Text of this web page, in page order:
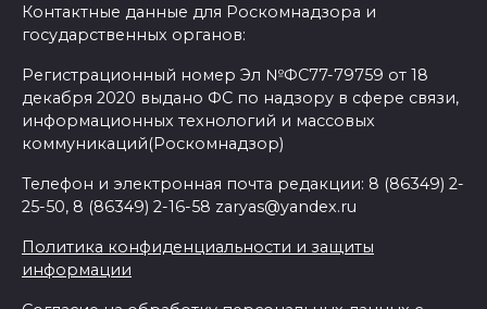
Контактные данные для Роскомнадзора и
государственных органов:
Регистрационный номер Эл №ФС77-79759 от 18
декабря 2020 выдано ФС по надзору в сфере связи,
информационных технологий и массовых
коммуникаций(Роскомнадзор)
Телефон и электронная почта редакции: 8 (86349) 2-
25-50, 8 (86349) 2-16-58 zaryas@yandex.ru
Политика конфиденциальности и защиты
информации